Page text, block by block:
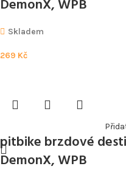
DemonX, WPB
Skladem
269 Kč
pitbike brzdové
DemonX, WPB